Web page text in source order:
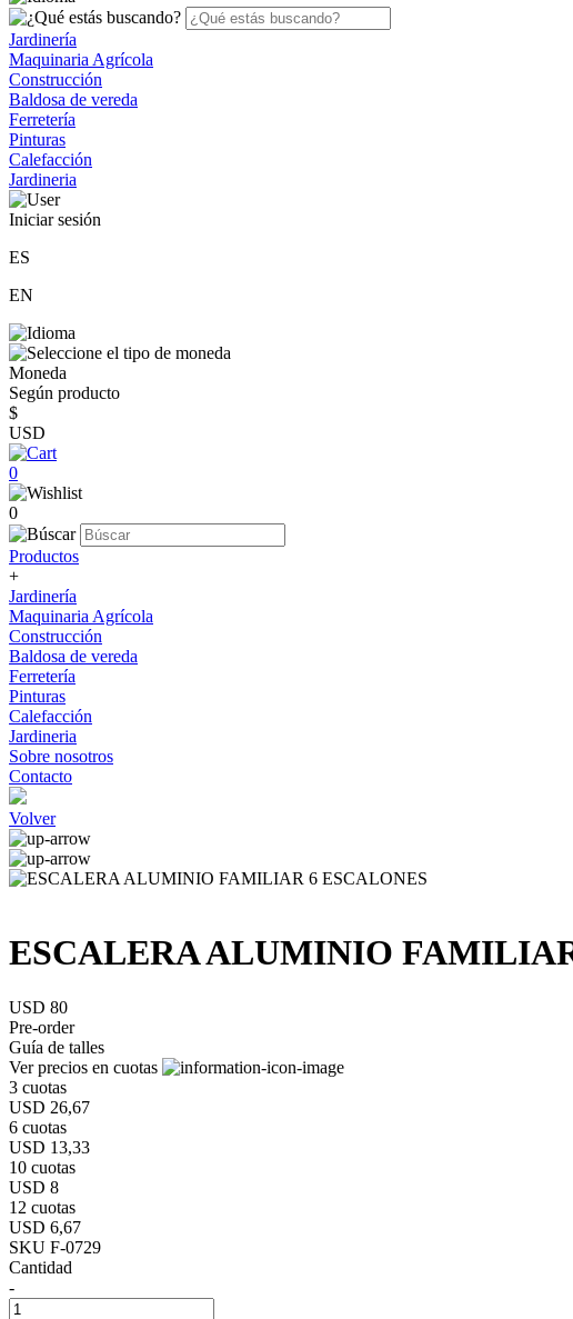
Jardinería
Maquinaria Agrícola
Construcción
Baldosa de vereda
Ferretería
Pinturas
Calefacción
Jardineria
Iniciar sesión
ES
EN
Moneda
Según producto
$
USD
0
0
Productos
+
Jardinería
Maquinaria Agrícola
Construcción
Baldosa de vereda
Ferretería
Pinturas
Calefacción
Jardineria
Sobre nosotros
Contacto
Volver
ESCALERA ALUMINIO
USD 80
Pre-order
Guía de talles
Ver precios en cuotas
3 cuotas
USD 26,67
6 cuotas
USD 13,33
10 cuotas
USD 8
12 cuotas
USD 6,67
SKU F-0729
Cantidad
-